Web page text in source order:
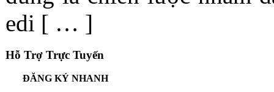
edi [ … ]
Hỗ Trợ Trực Tuyến
ĐĂNG KÝ NHANH